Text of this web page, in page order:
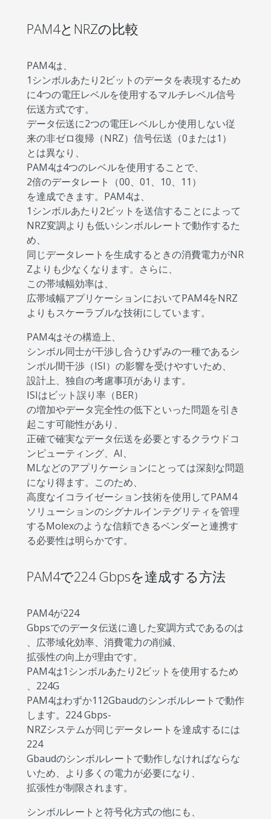
PAM4とNRZの比較
PAM4は、
1シンボルあたり2ビットのデータを表現するため
に4つの電圧レベルを使用するマルチレベル信号
伝送方式です。
データ伝送に2つの電圧レベルしか使用しない従
来の非ゼロ復帰（NRZ）信号伝送（0または1）
とは異なり、
PAM4は4つのレベルを使用することで、
2倍のデータレート（00、01、10、11）
を達成できます。PAM4は、
1シンボルあたり2ビットを送信することによって
NRZ変調よりも低いシンボルレートで動作するた
め、
同じデータレートを生成するときの消費電力がNR
Zよりも少なくなります。さらに、
この帯域幅効率は、
広帯域幅アプリケーションにおいてPAM4をNRZ
よりもスケーラブルな技術にしています。
PAM4はその構造上、
シンボル同士が干渉し合うひずみの一種であるシ
ンボル間干渉（ISI）の影響を受けやすいため、
設計上、独自の考慮事項があります。
ISIはビット誤り率（BER）
の増加やデータ完全性の低下といった問題を引き
起こす可能性があり、
正確で確実なデータ伝送を必要とするクラウドコ
ンピューティング、AI、
MLなどのアプリケーションにとっては深刻な問題
になり得ます。このため、
高度なイコライゼーション技術を使用してPAM4
ソリューションのシグナルインテグリティを管理
するMolexのような信頼できるベンダーと連携す
る必要性は明らかです。
PAM4で224 Gbpsを達成する方法
PAM4が224
Gbpsでのデータ伝送に適した変調方式であるのは
、広帯域化効率、消費電力の削減、
拡張性の向上が理由です。
PAM4は1シンボルあたり2ビットを使用するため
、224G
PAM4はわずか112Gbaudのシンボルレートで動作
します。224 Gbps-
NRZシステムが同じデータレートを達成するには
224
Gbaudのシンボルレートで動作しなければならな
いため、より多くの電力が必要になり、
拡張性が制限されます。
シンボルレートと符号化方式の他にも、